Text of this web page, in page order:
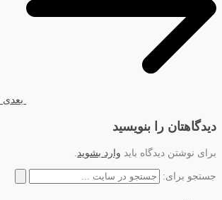
بعدی
دیدگاهتان را بنویسید
برای نوشتن دیدگاه باید وارد بشوید.
جستجو برای: